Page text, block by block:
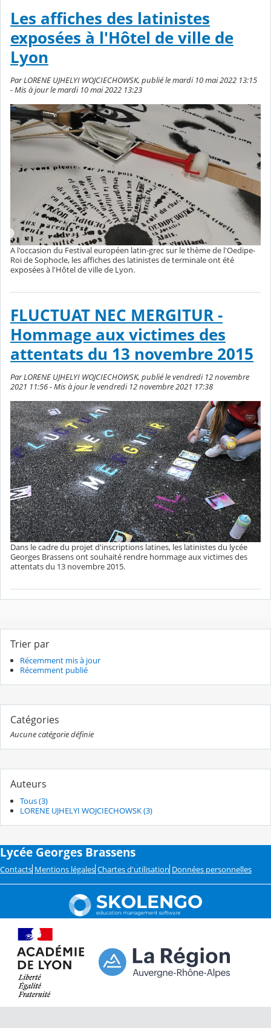
Les affiches des latinistes
exposées à l'Hôtel de ville de
Lyon
Par LORENE UJHELYI WOJCIECHOWSK, publié le mardi 10 mai 2022 13:15
- Mis à jour le mardi 10 mai 2022 13:23
A l'occasion du Festival européen latin-grec sur le thème de l'Oedipe-
Roi de Sophocle, les affiches des latinistes de terminale ont été
exposées à l'Hôtel de ville de Lyon.
FLUCTUAT NEC MERGITUR -
Hommage aux victimes des
attentats du 13 novembre 2015
Par LORENE UJHELYI WOJCIECHOWSK, publié le vendredi 12 novembre
2021 11:56 - Mis à jour le vendredi 12 novembre 2021 17:38
Dans le cadre du projet d'inscriptions latines, les latinistes du lycée
Georges Brassens ont souhaité rendre hommage aux victimes des
attentats du 13 novembre 2015.
Trier par
Récemment mis à jour
Récemment publié
Catégories
Aucune catégorie définie
Auteurs
Tous (3)
LORENE UJHELYI WOJCIECHOWSK (3)
Lycée Georges Brassens
Contacts Mentions légales Chartes d'utilisation Données personnelles